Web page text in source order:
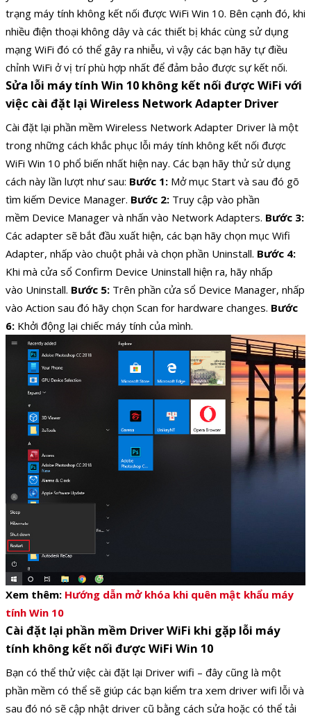
trạng máy tính không kết nối được WiFi Win 10. Bên cạnh đó, khi
nhiều điện thoại không dây và các thiết bị khác cùng sử dụng
mạng WiFi đó có thể gây ra nhiễu, vì vậy các bạn hãy tự điều
chỉnh WiFi ở vị trí phù hợp nhất để đảm bảo được sự kết nối.
Sửa lỗi máy tính Win 10 không kết nối được WiFi với
việc cài đặt lại Wireless Network Adapter Driver
Cài đặt lại phần mềm Wireless Network Adapter Driver là một
trong những cách khắc phục lỗi máy tính không kết nối được
WiFi Win 10 phổ biến nhất hiện nay. Các bạn hãy thử sử dụng
cách này lần lượt như sau: Bước 1: Mở mục Start và sau đó gõ
tìm kiếm Device Manager. Bước 2: Truy cập vào phần
mềm Device Manager và nhấn vào Network Adapters. Bước 3:
Các adapter sẽ bắt đầu xuất hiện, các bạn hãy chọn mục Wifi
Adapter, nhấp vào chuột phải và chọn phần Uninstall. Bước 4:
Khi mà cửa sổ Confirm Device Uninstall hiện ra, hãy nhấp
vào Uninstall. Bước 5: Trên phần cửa sổ Device Manager, nhấp
vào Action sau đó hãy chọn Scan for hardware changes. Bước
6: Khởi động lại chiếc máy tính của mình.
Xem thêm: Hướng dẫn mở khóa khi quên mật khẩu máy
tính Win 10
Cài đặt lại phần mềm Driver WiFi khi gặp lỗi máy
tính không kết nối được WiFi Win 10
Bạn có thể thử việc cài đặt lại Driver wifi – đây cũng là một
phần mềm có thể sẽ giúp các bạn kiểm tra xem driver wifi lỗi và
sau đó nó sẽ cập nhật driver cũ bằng cách sửa hoặc có thể tải